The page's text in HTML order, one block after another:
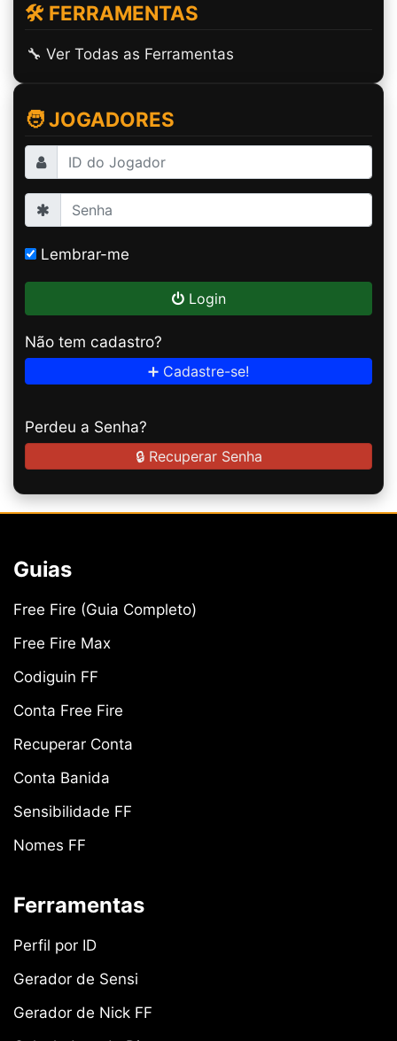
🛠️ FERRAMENTAS
🔧 Ver Todas as Ferramentas
🧑 JOGADORES
Lembrar-me
Login
Não tem cadastro?
➕ Cadastre-se!
Perdeu a Senha?
🔒 Recuperar Senha
Guias
Free Fire (Guia Completo)
Free Fire Max
Codiguin FF
Conta Free Fire
Recuperar Conta
Conta Banida
Sensibilidade FF
Nomes FF
Ferramentas
Perfil por ID
Gerador de Sensi
Gerador de Nick FF